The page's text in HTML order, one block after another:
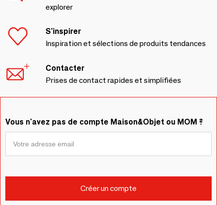
explorer
S'inspirer
Inspiration et sélections de produits tendances
Contacter
Prises de contact rapides et simplifiées
Vous n'avez pas de compte Maison&Objet ou MOM ?